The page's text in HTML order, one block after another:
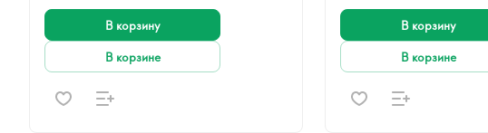
В корзину
В корзине
В корзину
В корзине